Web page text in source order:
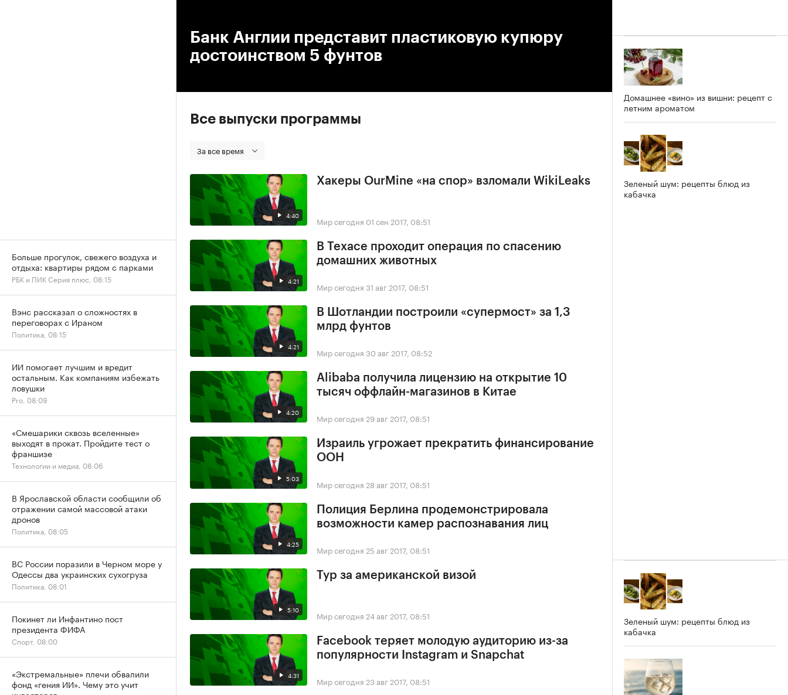
Банк Англии представит пластиковую купюру
достоинством 5 фунтов
Все выпуски программы
За все время
4:40
Хакеры OurMine «на спор» взломали WikiLeaks
Мир сегодня 01 сен 2017, 08:51
4:21
В Техасе проходит операция по спасению
домашних животных
Мир сегодня 31 авг 2017, 08:51
4:21
В Шотландии построили «супермост» за 1,3
млрд фунтов
Мир сегодня 30 авг 2017, 08:52
4:20
Alibaba получила лицензию на открытие 10
тысяч оффлайн-магазинов в Китае
Мир сегодня 29 авг 2017, 08:51
5:03
Израиль угрожает прекратить финансирование
ООН
Мир сегодня 28 авг 2017, 08:51
4:25
Полиция Берлина продемонстрировала
возможности камер распознавания лиц
Мир сегодня 25 авг 2017, 08:51
5:10
Тур за американской визой
Мир сегодня 24 авг 2017, 08:51
4:31
Facebook теряет молодую аудиторию из-за
популярности Instagram и Snapchat
Мир сегодня 23 авг 2017, 08:51
Домашнее «вино» из вишни: рецепт с
летним ароматом
Зеленый шум: рецепты блюд из
кабачка
Зеленый шум: рецепты блюд из
кабачка
Больше прогулок, свежего воздуха и
отдыха: квартиры рядом с парками
РБК и ПИК Серия плюс, 08:15
Вэнс рассказал о сложностях в
переговорах с Ираном
Политика, 08:15
ИИ помогает лучшим и вредит
остальным. Как компаниям избежать
ловушки
Pro, 08:09
«Смешарики сквозь вселенные»
выходят в прокат. Пройдите тест о
франшизе
Технологии и медиа, 08:06
В Ярославской области сообщили об
отражении самой массовой атаки
дронов
Политика, 08:05
ВС России поразили в Черном море у
Одессы два украинских сухогруза
Политика, 08:01
Покинет ли Инфантино пост
президента ФИФА
Спорт, 08:00
«Экстремальные» плечи обвалили
фонд «гения ИИ». Чему это учит